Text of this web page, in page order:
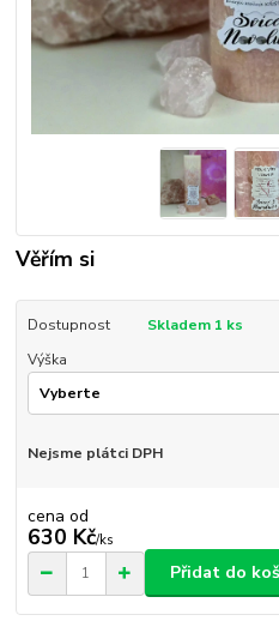
Věřím si
Dostupnost
Skladem 1 ks
Výška
Nejsme plátci DPH
cena od
630 Kč/ks
Přidat do